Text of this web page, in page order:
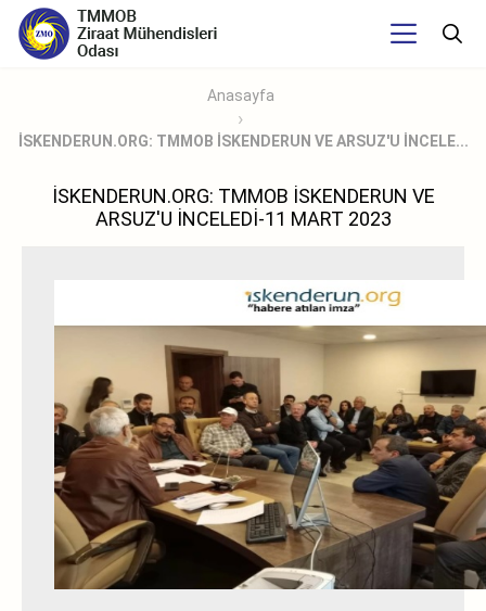
Anasayfa
İSKENDERUN.ORG: TMMOB İSKENDERUN VE ARSUZ'U İNCELE...
İSKENDERUN.ORG: TMMOB İSKENDERUN VE
ARSUZ'U İNCELEDİ-11 MART 2023